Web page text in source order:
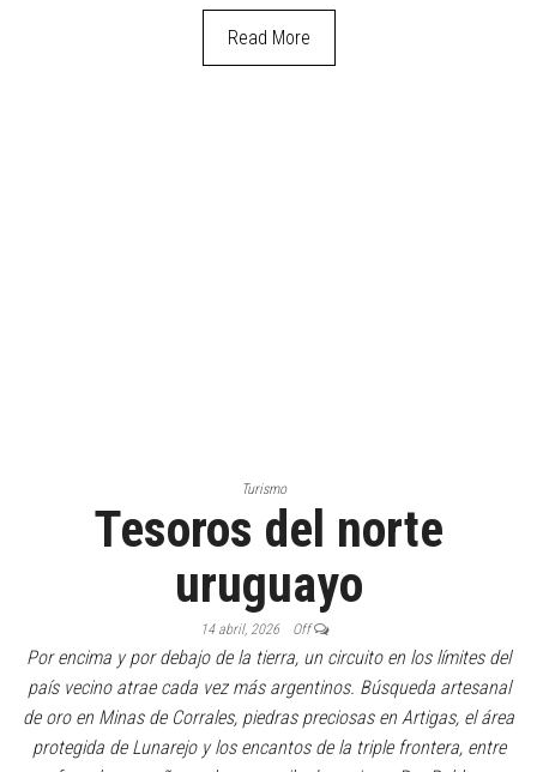
Read More
Turismo
Tesoros del norte
uruguayo
14 abril, 2026 Off
Por encima y por debajo de la tierra, un circuito en los límites del
país vecino atrae cada vez más argentinos. Búsqueda artesanal
de oro en Minas de Corrales, piedras preciosas en Artigas, el área
protegida de Lunarejo y los encantos de la triple frontera, entre